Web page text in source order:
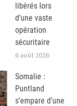
libérés lors
d’une vaste
opération
sécuritaire
6 août 2026
Somalie :
Puntland
s’empare d’une